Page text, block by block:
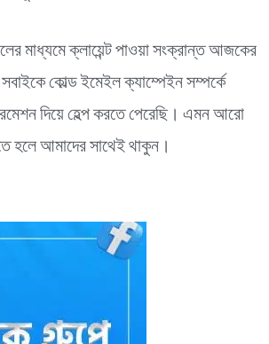
মাধ্যমে ক্লায়েন্ট পাওয়া সংক্রান্ত আজকের
কোল্ড ইমেইল ক্যাম্পেইন সম্পর্কে
দিয়ে হেল্প করতে পেরেছি। এমন আরো
হলে আমাদের সাথেই থাকুন।